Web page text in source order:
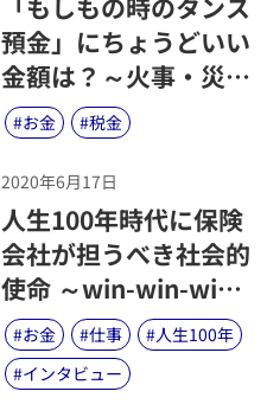
預金」にちょうどいい
金額は？～火事・災
害、相続や増税時に気
をつけたいポイント整
理～
#お金 #税金
2020年6月17日
​人生100年時代に保険
会社が担うべき社会的
使命 ～win-win-win
なパートナーであり続
けるために適切に変化
し続ける～
#お金 #仕事 #人生100年
#インタビュー